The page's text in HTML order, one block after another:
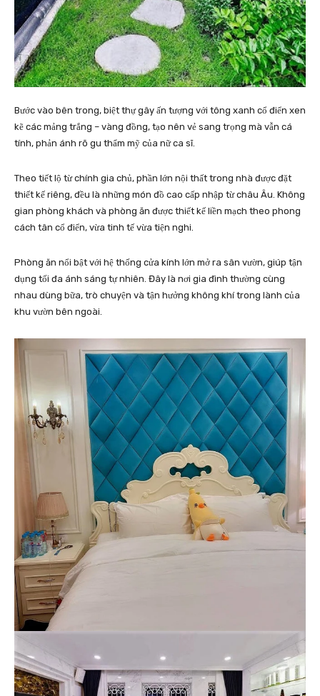
Bước vào bên trong, biệt thự gây ấn tượng với tông xanh cổ điển xen
kẽ các mảng trắng – vàng đồng, tạo nên vẻ sang trọng mà vẫn cá
tính, phản ánh rõ gu thẩm mỹ của nữ ca sĩ.
Theo tiết lộ từ chính gia chủ, phần lớn nội thất trong nhà được đặt
thiết kế riêng, đều là những món đồ cao cấp nhập từ châu Âu. Không
gian phòng khách và phòng ăn được thiết kế liền mạch theo phong
cách tân cổ điển, vừa tinh tế vừa tiện nghi.
Phòng ăn nổi bật với hệ thống cửa kính lớn mở ra sân vườn, giúp tận
dụng tối đa ánh sáng tự nhiên. Đây là nơi gia đình thường cùng
nhau dùng bữa, trò chuyện và tận hưởng không khí trong lành của
khu vườn bên ngoài.